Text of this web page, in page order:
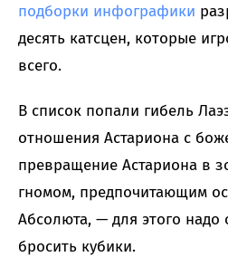
подборки инфографики
десять катсцен, которые
всего.
В список попали гибель
отношения Астариона с
превращение Астариона в
гномом, предпочитающим
Абсолюта, — для этого надо
бросить кубики.